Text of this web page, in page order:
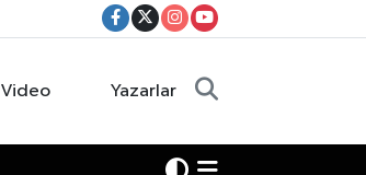
Video Yazarlar